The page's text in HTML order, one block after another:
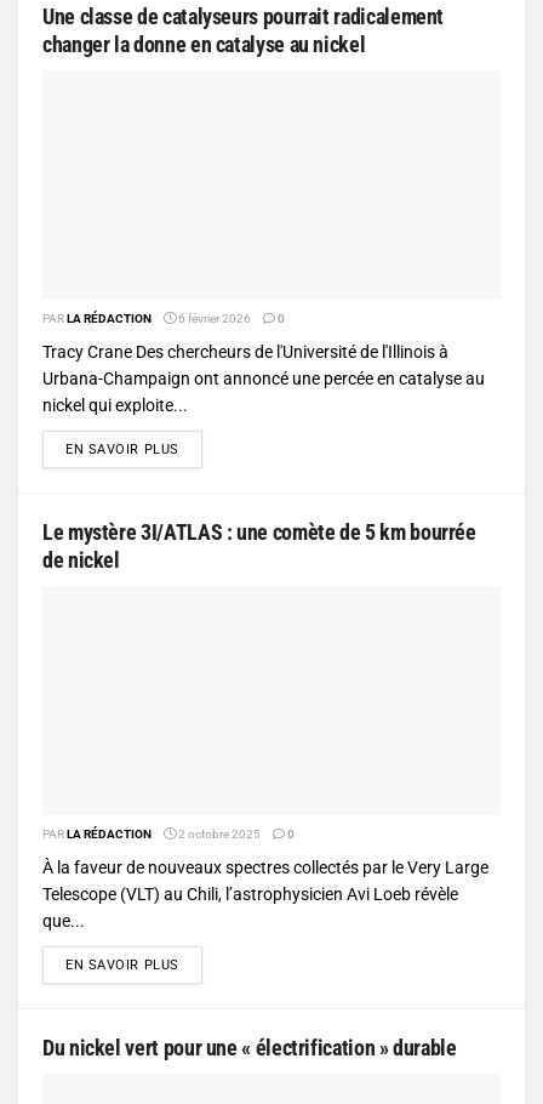
Une classe de catalyseurs pourrait radicalement
changer la donne en catalyse au nickel
PARLA RÉDACTION 6 février 2026 0
Tracy Crane Des chercheurs de l'Université de l'Illinois à
Urbana-Champaign ont annoncé une percée en catalyse au
nickel qui exploite...
EN SAVOIR PLUS
Le mystère 3I/ATLAS : une comète de 5 km bourrée
de nickel
PARLA RÉDACTION 2 octobre 2025 0
À la faveur de nouveaux spectres collectés par le Very Large
Telescope (VLT) au Chili, l’astrophysicien Avi Loeb révèle
que...
EN SAVOIR PLUS
Du nickel vert pour une « électrification » durable